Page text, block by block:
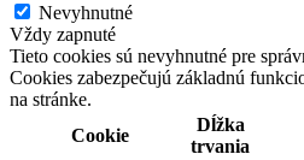
Nevyhnutné
Vždy zapnuté
Tieto cookies sú nevyhnutné pre
Cookies zabezpečujú základnú
na stránke.
Cookie
Dĺžka
trvania